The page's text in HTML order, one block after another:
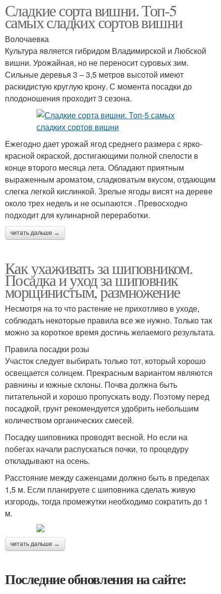
Сладкие сорта вишни. Топ-5
самых сладких сортов вишни
Волочаевка
Культура является гибридом Владимирской и Любской
вишни. Урожайная, но не переносит суровых зим.
Сильные деревья 3 – 3,5 метров высотой имеют
раскидистую круглую крону. С момента посадки до
плодоношения проходит 3 сезона.
Ежегодно дает урожай ягод среднего размера с ярко-
красной окраской, достигающими полной спелости в
конце второго месяца лета. Обладают приятным
выраженным ароматом, сладковатым вкусом, отдающим
слегка легкой кислинкой. Зрелые ягоды висят на дереве
около трех недель и не осыпаются . Превосходно
подходит для кулинарной переработки.
читать дальше →
Как ухаживать за шиповником.
Посадка и уход за шиповник
морщинистым, размножение
Несмотря на то что растение не прихотливо в уходе,
соблюдать некоторые правила все же нужно. Только так
можно за короткое время достичь желаемого результата.
Правила посадки розы
Участок следует выбирать только тот, который хорошо
освещается солнцем. Прекрасным вариантом являются
равнины и южные склоны. Почва должна быть
питательной и хорошо пропускать воду. Поэтому перед
посадкой, грунт рекомендуется удобрить небольшим
количеством органических смесей.
Посадку шиповника проводят весной. Но если на
побегах начали распускаться почки, то процедуру
откладывают на осень.
Расстояние между саженцами должно быть в пределах
1,5 м. Если планируете с шиповника сделать живую
изгородь, тогда промежутки необходимо сократить до 1
м.
читать дальше →
Последние обновления на сайте: